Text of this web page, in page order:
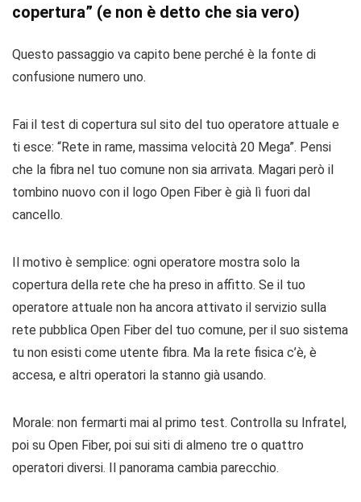
copertura” (e non è detto che sia vero)
Questo passaggio va capito bene perché è la fonte di
confusione numero uno.
Fai il test di copertura sul sito del tuo operatore attuale e
ti esce: “Rete in rame, massima velocità 20 Mega”. Pensi
che la fibra nel tuo comune non sia arrivata. Magari però il
tombino nuovo con il logo Open Fiber è già lì fuori dal
cancello.
Il motivo è semplice: ogni operatore mostra solo la
copertura della rete che ha preso in affitto. Se il tuo
operatore attuale non ha ancora attivato il servizio sulla
rete pubblica Open Fiber del tuo comune, per il suo sistema
tu non esisti come utente fibra. Ma la rete fisica c’è, è
accesa, e altri operatori la stanno già usando.
Morale: non fermarti mai al primo test. Controlla su Infratel,
poi su Open Fiber, poi sui siti di almeno tre o quattro
operatori diversi. Il panorama cambia parecchio.